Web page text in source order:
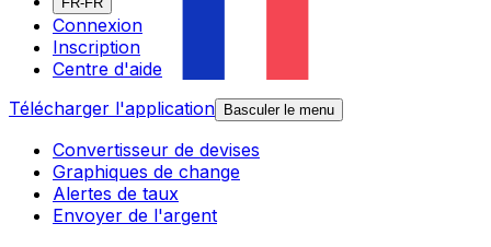
Connexion
Inscription
Centre d'aide
Télécharger l'application
Basculer le menu
Convertisseur de devises
Graphiques de change
Alertes de taux
Envoyer de l'argent